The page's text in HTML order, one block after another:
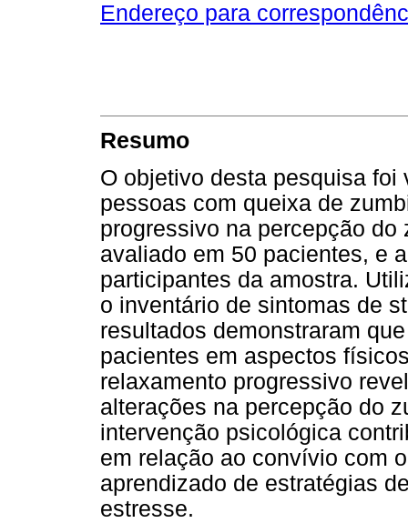
Endereço para
Resumo
O objetivo desta pesquisa
pessoas com queixa de
progressivo na percepção
avaliado em 50 pacientes, e
participantes da amostra.
o inventário de sintomas de
resultados demonstraram
pacientes em aspectos
relaxamento progressivo
alterações na percepção do
intervenção psicológica
em relação ao convívio com
aprendizado de estratégias
estresse.